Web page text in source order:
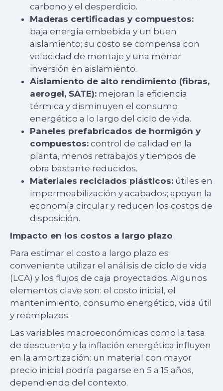
carbono y el desperdicio.
Maderas certificadas y compuestos:
baja energía embebida y un buen
aislamiento; su costo se compensa con
velocidad de montaje y una menor
inversión en aislamiento.
Aislamiento de alto rendimiento (fibras,
aerogel, SATE): mejoran la eficiencia
térmica y disminuyen el consumo
energético a lo largo del ciclo de vida.
Paneles prefabricados de hormigón y
compuestos: control de calidad en la
planta, menos retrabajos y tiempos de
obra bastante reducidos.
Materiales reciclados plásticos: útiles en
impermeabilización y acabados; apoyan la
economía circular y reducen los costos de
disposición.
Impacto en los costos a largo plazo
Para estimar el costo a largo plazo es
conveniente utilizar el análisis de ciclo de vida
(LCA) y los flujos de caja proyectados. Algunos
elementos clave son: el costo inicial, el
mantenimiento, consumo energético, vida útil
y reemplazos.
Las variables macroeconómicas como la tasa
de descuento y la inflación energética influyen
en la amortización: un material con mayor
precio inicial podría pagarse en 5 a 15 años,
dependiendo del contexto.